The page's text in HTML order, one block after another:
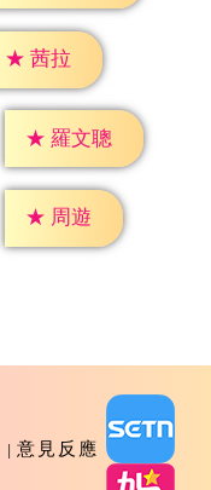
★ 茜拉
★ 羅文聰
★ 周遊
意見反應